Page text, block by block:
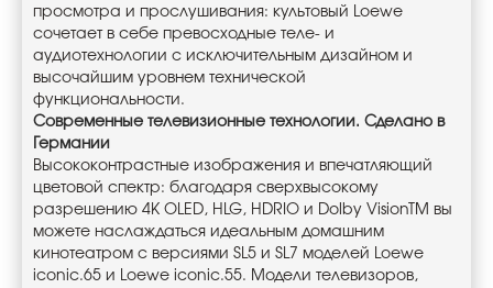
просмотра и прослушивания: культовый Loewe
сочетает в себе превосходные теле- и
аудиотехнологии с исключительным дизайном и
высочайшим уровнем технической
функциональности.
Современные телевизионные технологии. Сделано в
Германии
Высококонтрастные изображения и впечатляющий
цветовой спектр: благодаря сверхвысокому
разрешению 4K OLED, HLG, HDRIO и Dolby VisionTM вы
можете наслаждаться идеальным домашним
кинотеатром с версиями SL5 и SL7 моделей Loewe
iconic.65 и Loewe iconic.55. Модели телевизоров,